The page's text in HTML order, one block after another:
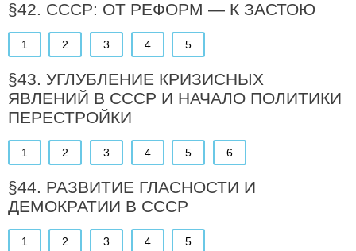
§42. СССР: ОТ РЕФОРМ — К ЗАСТОЮ
1 2 3 4 5
§43. УГЛУБЛЕНИЕ КРИЗИСНЫХ
ЯВЛЕНИЙ В СССР И НАЧАЛО ПОЛИТИКИ
ПЕРЕСТРОЙКИ
1 2 3 4 5 6
§44. РАЗВИТИЕ ГЛАСНОСТИ И
ДЕМОКРАТИИ В СССР
1 2 3 4 5